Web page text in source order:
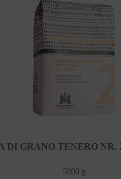
DI GRANO TENERO NR.
5000 g